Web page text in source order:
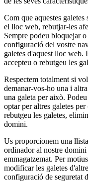
Com que aquestes
el lloc web, rebutjar-les
Sempre podeu bloquejar
configuració del vostre
galetes d'aquest lloc web.
accepteu o rebutgeu les
Respectem totalment si
demanar-vos-ho una i
una galeta per això.
optar per altres galetes
rebutgeu les galetes,
domini.
Us proporcionem una
ordinador al nostre
emmagatzemat. Per
modificar les galetes
configuració de seguretat